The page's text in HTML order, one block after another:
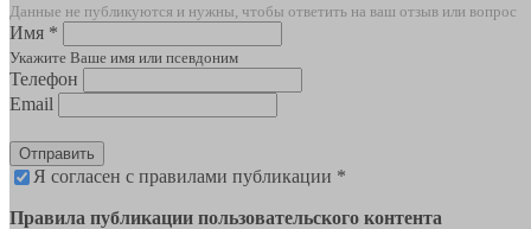
Данные не публикуются и нужны, чтобы ответить на ваш отзыв или вопрос
Имя *
Укажите Ваше имя или псевдоним
Телефон
Email
Отправить
Я согласен с правилами публикации *
Правила публикации пользовательского контента